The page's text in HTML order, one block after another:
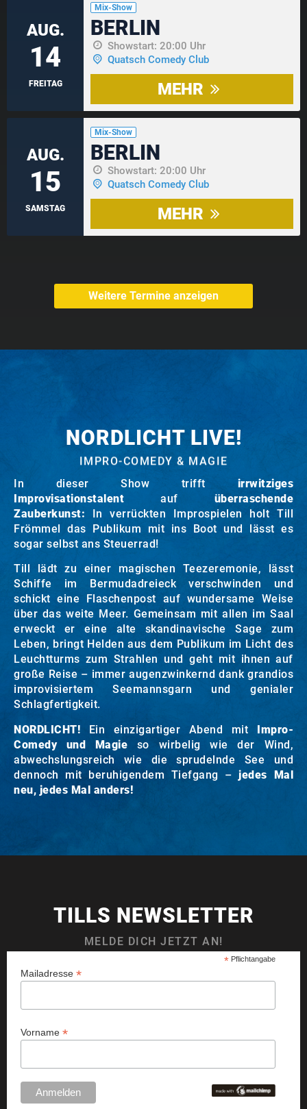
AUG.
14
FREITAG
Mix-Show
BERLIN
Showstart: 20:00 Uhr
Quatsch Comedy Club
MEHR
AUG.
15
SAMSTAG
Mix-Show
BERLIN
Showstart: 20:00 Uhr
Quatsch Comedy Club
MEHR
Weitere Termine anzeigen
NORDLICHT LIVE!
IMPRO-COMEDY & MAGIE
In dieser Show trifft irrwitziges
Improvisationstalent auf überraschende
Zauberkunst: In verrückten Improspielen holt Till
Frömmel das Publikum mit ins Boot und lässt es
sogar selbst ans Steuerrad!
Till lädt zu einer magischen Teezeremonie, lässt
Schiffe im Bermudadreieck verschwinden und
schickt eine Flaschenpost auf wundersame Weise
über das weite Meer. Gemeinsam mit allen im Saal
erweckt er eine alte skandinavische Sage zum
Leben, bringt Helden aus dem Publikum im Licht des
Leuchtturms zum Strahlen und geht mit ihnen auf
große Reise – immer augenzwinkernd dank grandios
improvisiertem Seemannsgarn und genialer
Schlagfertigkeit.
NORDLICHT! Ein einzigartiger Abend mit Impro-
Comedy und Magie so wirbelig wie der Wind,
abwechslungsreich wie die sprudelnde See und
dennoch mit beruhigendem Tiefgang –jedes Mal
neu, jedes Mal anders!
TILLS NEWSLETTER
MELDE DICH JETZT AN!
* Pflichtangabe
Mailadresse *
Vorname *